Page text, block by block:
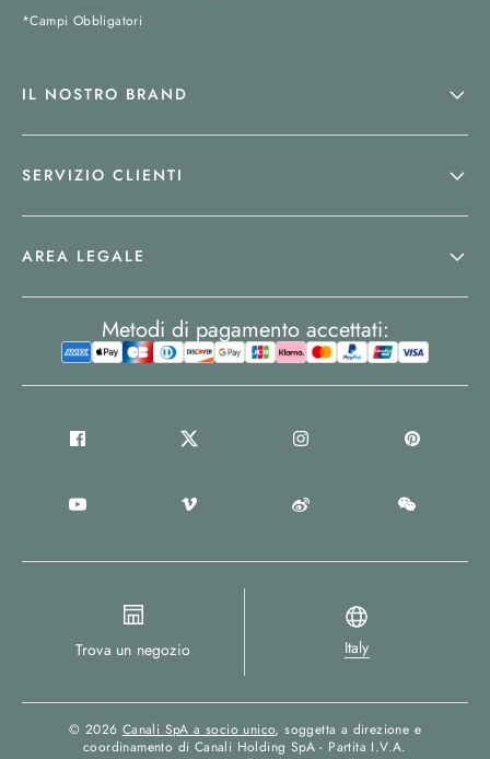
*Campi Obbligatori
IL NOSTRO BRAND
SERVIZIO CLIENTI
AREA LEGALE
Trova un negozio Italy
Metodi di pagamento accettati:
© 2026 Canali SpA a socio unico, soggetta a direzione e
coordinamento di Canali Holding SpA - Partita I.V.A.